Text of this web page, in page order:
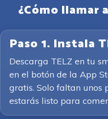
¿Cómo llamar
Paso 1. Instala
Descarga TELZ en tu
en el botón de la App
gratis. Solo faltan unos
estarás listo para